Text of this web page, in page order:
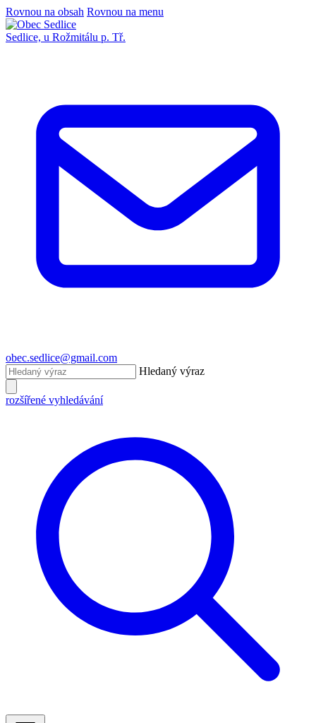
Rovnou na obsah Rovnou na menu
Sedlice, u Rožmitálu p. Tř.
obec.sedlice@gmail.com
Hledaný výraz
rozšířené vyhledávání